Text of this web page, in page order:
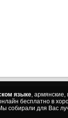
языке,
бесплатно в
собирали для Вас